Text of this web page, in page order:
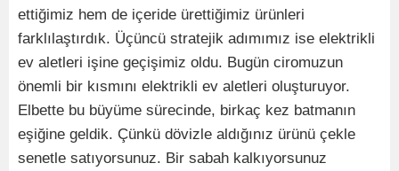
ettiğimiz hem de içeride ürettiğimiz ürünleri
farklılaştırdık. Üçüncü stratejik adımımız ise elektrikli
ev aletleri işine geçişimiz oldu. Bugün ciromuzun
önemli bir kısmını elektrikli ev aletleri oluşturuyor.
Elbette bu büyüme sürecinde, birkaç kez batmanın
eşiğine geldik. Çünkü dövizle aldığınız ürünü çekle
senetle satıyorsunuz. Bir sabah kalkıyorsunuz